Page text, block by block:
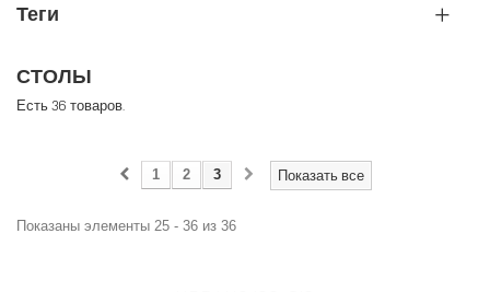
Теги
СТОЛЫ
Есть 36 товаров.
Показать все
1 2 3
Показаны элементы 25 - 36 из 36